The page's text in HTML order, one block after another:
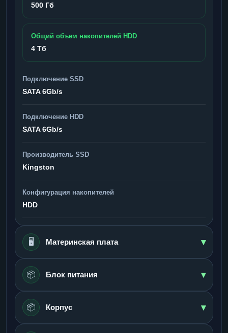
500 Гб
Общий объем накопителей HDD
4 Тб
Подключение SSD
SATA 6Gb/s
Подключение HDD
SATA 6Gb/s
Производитель SSD
Kingston
Конфигурация накопителей
HDD
🖥️ Материнская плата ▾
📦 Блок питания ▾
📦 Корпус ▾